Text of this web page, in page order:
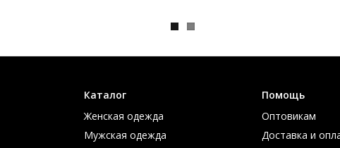
Каталог
Женская одежда
Мужская одежда
Помощь
Оптовикам
Доставка и